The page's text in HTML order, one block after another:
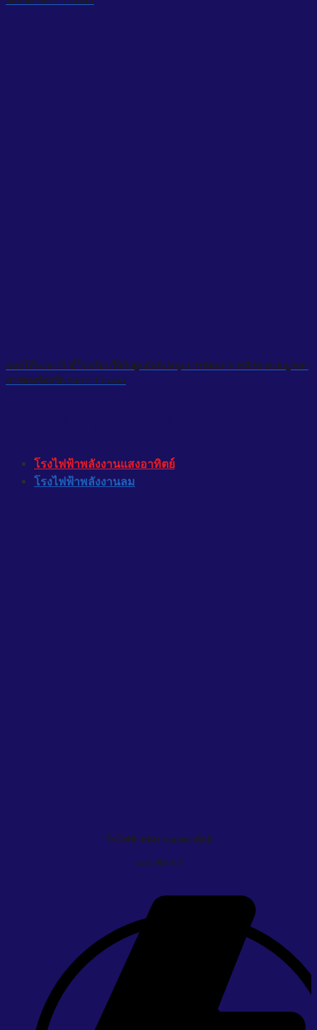
มอบโต๊ะและเก้าอี้โรงเรียนให้กับศูนย์สนับสนุนการพัฒนาการศึกษาแบบบูรณา
การของจังหวัด Ninh Thuan
โรงไฟฟ้าพลังงานแสงอาทิตย์
โรงไฟฟ้าพลังงานลม
โรงไฟฟ้าพลังงานแสงอาทิตย์
Loc Ninh 1